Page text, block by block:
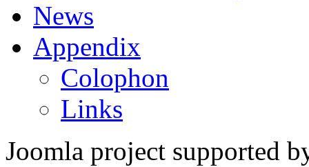
News
Appendix
Colophon
Links
Joomla project supported